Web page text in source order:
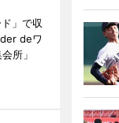
」で収
deワ
所」